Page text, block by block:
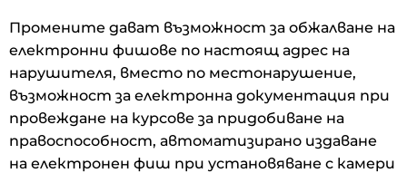
Промените дават възможност за обжалване на
електронни фишове по настоящ адрес на
нарушителя, вместо по местонарушение,
възможност за електронна документация при
провеждане на курсове за придобиване на
правоспособност, автоматизирано издаване
на електронен фиш при установяване с камери